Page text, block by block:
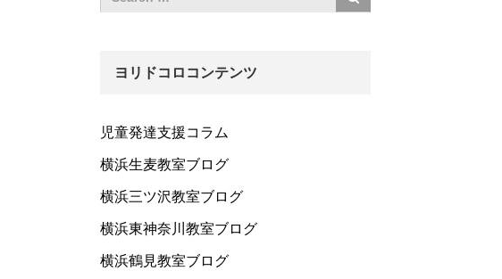
ヨリドコロコンテンツ
児童発達支援コラム
横浜生麦教室ブログ
横浜三ツ沢教室ブログ
横浜東神奈川教室ブログ
横浜鶴見教室ブログ